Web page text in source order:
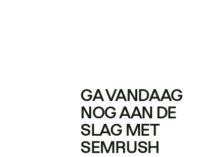
GA VANDAAG
NOG AAN DE
SLAG MET
SEMRUSH